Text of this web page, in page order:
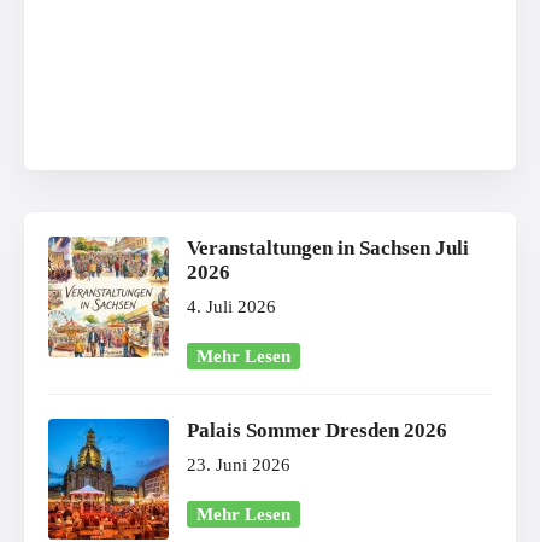
Veranstaltungen in Sachsen Juli
2026
4. Juli 2026
Mehr Lesen
Palais Sommer Dresden 2026
23. Juni 2026
Mehr Lesen